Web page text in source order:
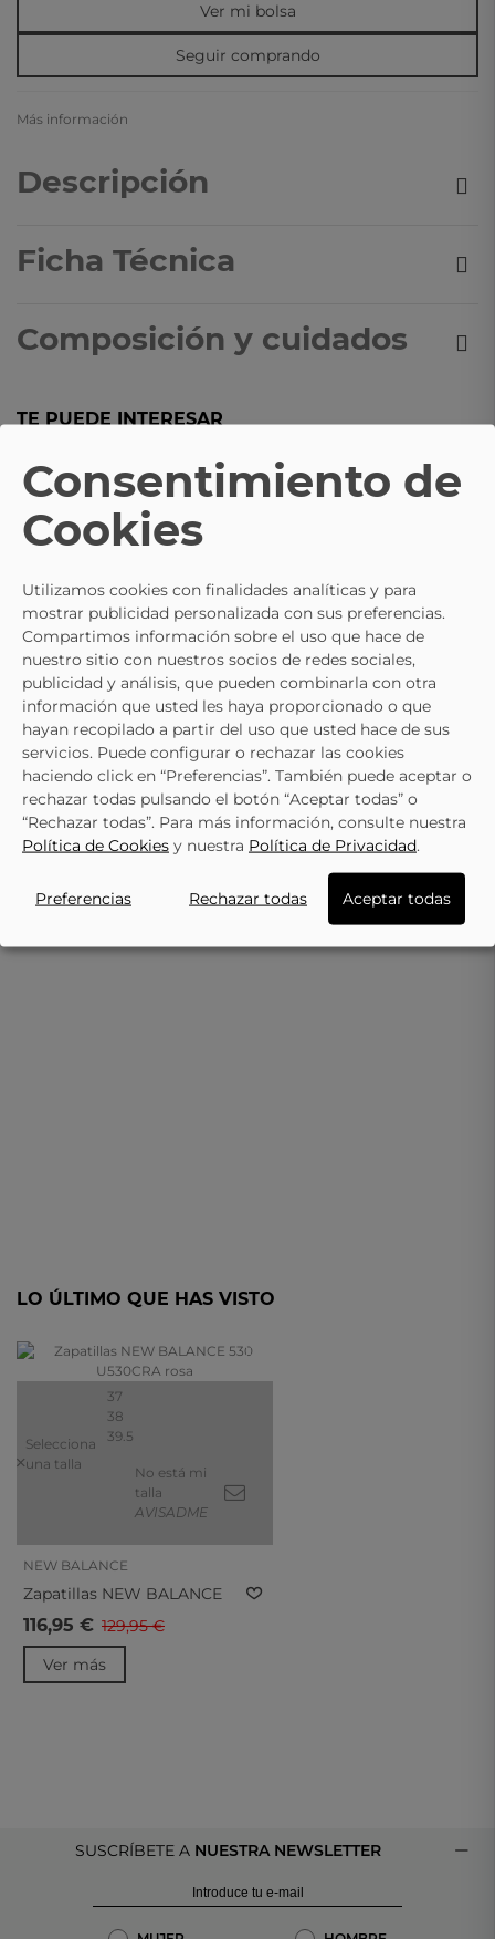
Ver mi bolsa
Seguir comprando
Más información
Descripción
Ficha Técnica
Composición y cuidados
TE PUEDE INTERESAR
- 5%
Selecciona
una talla
36
37
41.5
42
43
44
45
No está mi
talla
AVISADME
NEW BALANCE
Deportivas NEW BALANCE
Fresh Foam 520 V9
Añadir a la bolsa
una talla
No está mi
talla
AVISADME
NEW BALANCE
Zapatillas NEW BALANCE
327 Blancas Y Azul
Ws327kb
116,95 €
129,95 €
Ver más
LO ÚLTIMO QUE HAS VISTO
- 10%
Selecciona
una talla
37
38
39.5
No está mi
talla
AVISADME
NEW BALANCE
Zapatillas NEW BALANCE
530 U530CRA Rosa
116,95 € 129,95 €
Ver más
SUSCRÍBETE A NUESTRA NEWSLETTER
Consentimiento de
Cookies
Utilizamos cookies con finalidades analíticas y para
mostrar publicidad personalizada con sus preferencias.
Compartimos información sobre el uso que hace de
nuestro sitio con nuestros socios de redes sociales,
publicidad y análisis, que pueden combinarla con otra
información que usted les haya proporcionado o que
hayan recopilado a partir del uso que usted hace de sus
servicios. Puede configurar o rechazar las cookies
haciendo click en “Preferencias”. También puede aceptar o
rechazar todas pulsando el botón “Aceptar todas” o
“Rechazar todas”. Para más información, consulte nuestra
Política de Cookies y nuestra Política de Privacidad.
Preferencias Rechazar todas Aceptar todas